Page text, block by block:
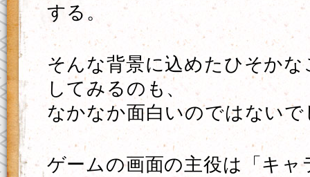
する。
そんな背景に込めたひそか
してみるのも、
なかなか面白いのではない
ゲームの画面の主役は「キャ